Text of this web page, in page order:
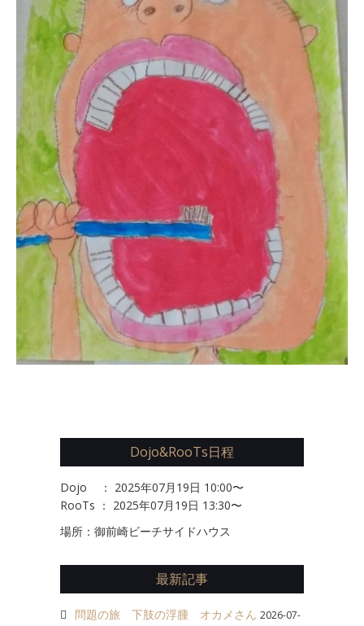
Dojo&RooTs日程
Dojo ： 2025年07月19日 10:00〜
RooTs ： 2025年07月19日 13:30〜
場所：御前崎ビーチサイドハウス
最新記事
問題の旅 下肢の浮腫 オカメさん 2026-07-